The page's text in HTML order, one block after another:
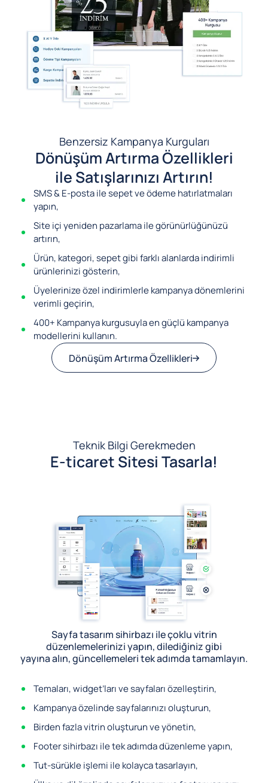
Benzersiz Kampanya Kurguları
Dönüşüm Artırma Özellikleri
ile Satışlarınızı Artırın!
SMS & E-posta ile sepet ve ödeme hatırlatmaları
yapın,
Site içi yeniden pazarlama ile görünürlüğünüzü
artırın,
Ürün, kategori, sepet gibi farklı alanlarda indirimli
ürünlerinizi gösterin,
Üyelerinize özel indirimlerle kampanya dönemlerini
verimli geçirin,
400+ Kampanya kurgusuyla en güçlü kampanya
modellerini kullanın.
Dönüşüm Artırma Özellikleri
Teknik Bilgi Gerekmeden
E-ticaret Sitesi Tasarla!
Sayfa tasarım sihirbazı ile çoklu vitrin
düzenlemelerinizi yapın, dilediğiniz gibi
yayına alın, güncellemeleri tek adımda tamamlayın.
Temaları, widget’ları ve sayfaları özelleştirin,
Kampanya özelinde sayfalarınızı oluşturun,
Birden fazla vitrin oluşturun ve yönetin,
Footer sihirbazı ile tek adımda düzenleme yapın,
Tut-sürükle işlemi ile kolayca tasarlayın,